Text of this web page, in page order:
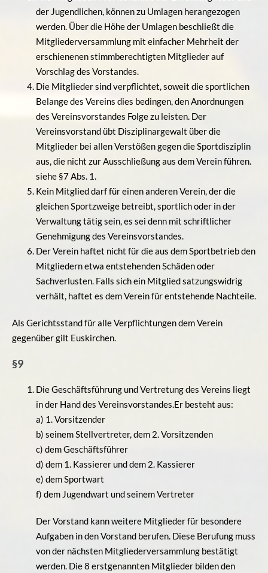
der Jugendlichen, können zu Umlagen herangezogen
werden. Über die Höhe der Umlagen beschließt die
Mitgliederversammlung mit einfacher Mehrheit der
erschienenen stimmberechtigten Mitglieder auf
Vorschlag des Vorstandes.
Die Mitglieder sind verpflichtet, soweit die sportlichen
Belange des Vereins dies bedingen, den Anordnungen
des Vereinsvorstandes Folge zu leisten. Der
Vereinsvorstand übt Disziplinargewalt über die
Mitglieder bei allen Verstößen gegen die Sportdisziplin
aus, die nicht zur Ausschließung aus dem Verein führen.
siehe §7 Abs. 1.
Kein Mitglied darf für einen anderen Verein, der die
gleichen Sportzweige betreibt, sportlich oder in der
Verwaltung tätig sein, es sei denn mit schriftlicher
Genehmigung des Vereinsvorstandes.
Der Verein haftet nicht für die aus dem Sportbetrieb den
Mitgliedern etwa entstehenden Schäden oder
Sachverlusten. Falls sich ein Mitglied satzungswidrig
verhält, haftet es dem Verein für entstehende Nachteile.
Als Gerichtsstand für alle Verpflichtungen dem Verein
gegenüber gilt Euskirchen.
§9
Die Geschäftsführung und Vertretung des Vereins liegt
in der Hand des Vereinsvorstandes.Er besteht aus:
a) 1. Vorsitzender
b) seinem Stellvertreter, dem 2. Vorsitzenden
c) dem Geschäftsführer
d) dem 1. Kassierer und dem 2. Kassierer
e) dem Sportwart
f) dem Jugendwart und seinem Vertreter
Der Vorstand kann weitere Mitglieder für besondere
Aufgaben in den Vorstand berufen. Diese Berufung muss
von der nächsten Mitgliederversammlung bestätigt
werden. Die 8 erstgenannten Mitglieder bilden den